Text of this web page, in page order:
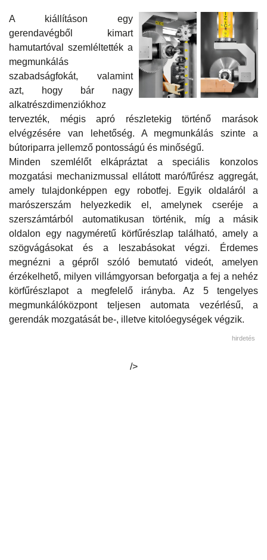
A kiállításon egy
gerendavégből kimart
hamutartóval szemléltették a
megmunkálás
szabadságfokát, valamint
azt, hogy bár nagy
alkatrészdimenziókhoz
tervezték, mégis apró részletekig történő marások
elvégzésére van lehetőség. A megmunkálás szinte a
bútoriparra jellemző pontosságú és minőségű.
Minden szemlélőt elkápráztat a speciális konzolos
mozgatási mechanizmussal ellátott maró/fűrész aggregát,
amely tulajdonképpen egy robotfej. Egyik oldaláról a
marószerszám helyezkedik el, amelynek cseréje a
szerszámtárból automatikusan történik, míg a másik
oldalon egy nagyméretű körfűrészlap található, amely a
szögvágásokat és a leszabásokat végzi. Érdemes
megnézni a gépről szóló bemutató videót, amelyen
érzékelhető, milyen villámgyorsan beforgatja a fej a nehéz
körfűrészlapot a megfelelő irányba. Az 5 tengelyes
megmunkálóközpont teljesen automata vezérlésű, a
gerendák mozgatását be-, illetve kitolóegységek végzik.
hirdetés
/>